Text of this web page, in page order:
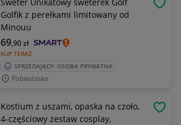
Golfik z perełkami limitowany od
Minouu
KUP TERAZ
69,90zł
SPRZEDAJĄCY: OSOBA PRYWATNA
Pobiedziska
Kostium z uszami, opaska na czoło,
4-częściowy zestaw cosplay,